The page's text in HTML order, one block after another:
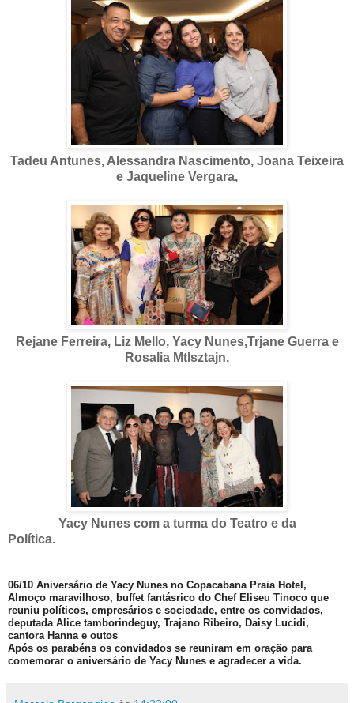
Tadeu Antunes, Alessandra Nascimento, Joana Teixeira
e Jaqueline Vergara,
Rejane Ferreira, Liz Mello, Yacy Nunes,Trjane Guerra e
Rosalia Mtlsztajn,
Yacy Nunes com a turma do Teatro e da
Política.
06/10 Aniversário de Yacy Nunes no Copacabana Praia Hotel,
Almoço maravilhoso, buffet fantásrico do Chef Eliseu Tinoco que
reuniu políticos, empresários e sociedade, entre os convidados,
deputada Alice tamborindeguy, Trajano Ribeiro, Daisy Lucidi,
cantora Hanna e outos
Após os parabéns os convidados se reuniram em oração para
comemorar o aniversário de Yacy Nunes e agradecer a vida.